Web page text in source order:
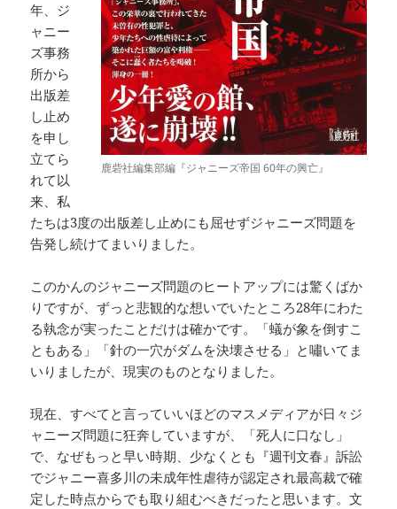
鹿砦社編集部編『ジャニーズ帝国 60年の興亡』
年、ジ
ャニー
ズ事務
所から
出版差
し止め
を申し
立てら
れて以
来、私
たちは3度の出版差し止めにも屈せずジャニーズ問題を
告発し続けてまいりました。
このかんのジャニーズ問題のヒートアップには驚くばか
りですが、ずっと悲観的な想いでいたところ28年にわた
る執念が実ったことだけは確かです。「蟻が象を倒すこ
ともある」「針の一穴がダムを決壊させる」と嘯いてま
いりましたが、現実のものとなりました。
現在、すべてと言っていいほどのマスメディアが日々ジ
ャニーズ問題に狂奔していますが、「死人に口なし」
で、なぜもっと早い時期、少なくとも『週刊文春』訴訟
でジャニー喜多川の未成年性虐待が認定され最高裁で確
定した時点からでも取り組むべきだったと思います。文